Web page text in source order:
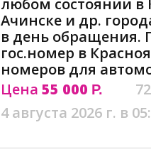
Ачинске и др.
в день обращения.
гос.номер в
номеров для
Цена 55 000 Р.
4 августа 2026 г. в